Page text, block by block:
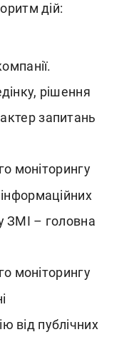
дій:
рішення
запитань
моніторингу
ЗМІ – головна
моніторингу
від публічних